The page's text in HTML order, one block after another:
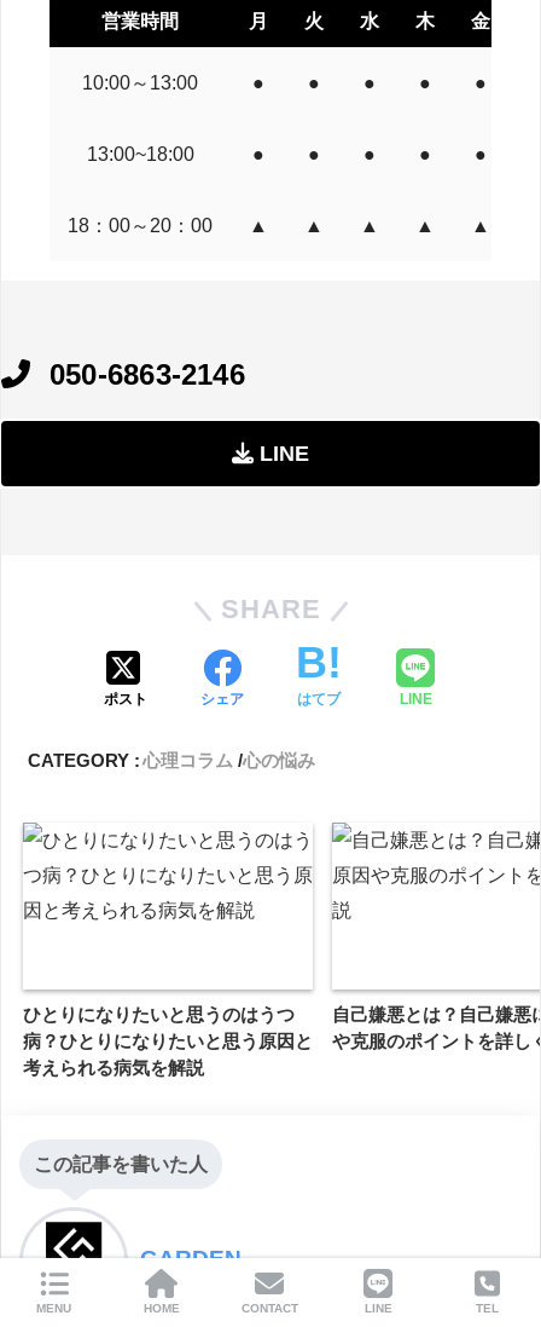
営業時間 月 火 水 木 金
10:00～13:00 ● ● ● ● ●
13:00~18:00 ● ● ● ● ●
18：00～20：00 ▲ ▲ ▲ ▲ ▲
050-6863-2146
LINE
SHARE
ポスト シェア はてブ LINE
CATEGORY :心理コラム 心の悩み
ひとりになりたいと思うのはうつ
病？ひとりになりたいと思う原因と
考えられる病気を解説
自己嫌悪とは？自己嫌悪
や克服のポイントを詳し
この記事を書いた人
GARDEN
MENU HOME CONTACT LINE TEL